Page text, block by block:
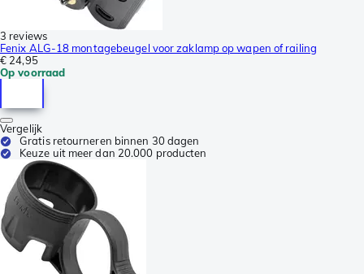
3 reviews
Fenix ALG-18 montagebeugel voor zaklamp op wapen of railing
€ 24,95
Op voorraad
Vergelijk
Gratis retourneren binnen 30 dagen
Keuze uit meer dan 20.000 producten